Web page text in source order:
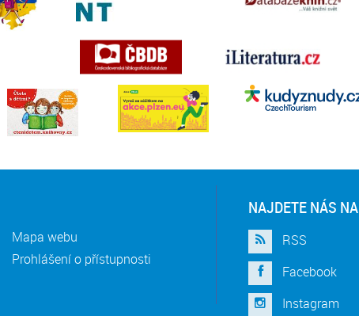
Mapa webu
Prohlášení o přístupnosti
NAJDETE NÁS NA
RSS
Facebook
Instagram